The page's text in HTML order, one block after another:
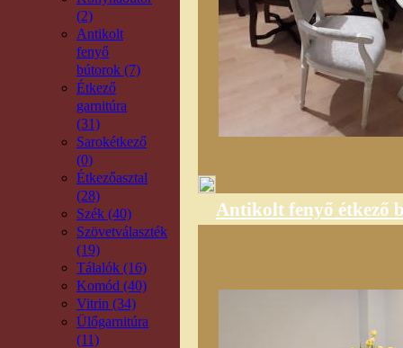
(2)
Antikolt
fenyő
bútorok (7)
Étkező
garnitúra
(31)
Sarokétkező
(0)
Étkezőasztal
(28)
Szék (40)
Szövetválaszték
(19)
Tálalók (16)
Komód (40)
Vitrin (34)
Ülőgarnitúra
(11)
Antikolt fenyő étkező